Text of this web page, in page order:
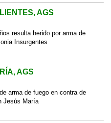
AGS
resulta herido por arma de
Insurgentes
AGS
arma de fuego en contra de
Jesús María